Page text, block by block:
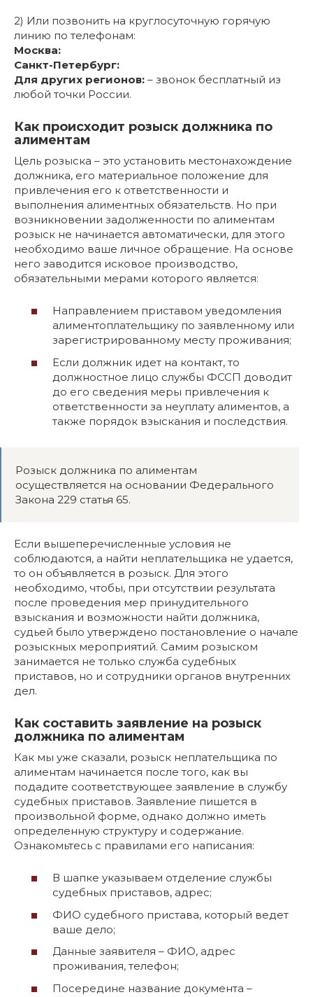
2) Или позвонить на круглосуточную горячую
линию по телефонам:
Москва:
Санкт-Петербург:
Для других регионов: – звонок бесплатный из
любой точки России.
Как происходит розыск должника по
алиментам
Цель розыска – это установить местонахождение
должника, его материальное положение для
привлечения его к ответственности и
выполнения алиментных обязательств. Но при
возникновении задолженности по алиментам
розыск не начинается автоматически, для этого
необходимо ваше личное обращение. На основе
него заводится исковое производство,
обязательными мерами которого является:
Направлением приставом уведомления
алиментоплательщику по заявленному или
зарегистрированному месту проживания;
Если должник идет на контакт, то
должностное лицо службы ФССП доводит
до его сведения меры привлечения к
ответственности за неуплату алиментов, а
также порядок взыскания и последствия.
Розыск должника по алиментам
осуществляется на основании Федерального
Закона 229 статья 65.
Если вышеперечисленные условия не
соблюдаются, а найти неплательщика не удается,
то он объявляется в розыск. Для этого
необходимо, чтобы, при отсутствии результата
после проведения мер принудительного
взыскания и возможности найти должника,
судьей было утверждено постановление о начале
розыскных мероприятий. Самим розыском
занимается не только служба судебных
приставов, но и сотрудники органов внутренних
дел.
Как составить заявление на розыск
должника по алиментам
Как мы уже сказали, розыск неплательщика по
алиментам начинается после того, как вы
подадите соответствующее заявление в службу
судебных приставов. Заявление пишется в
произвольной форме, однако должно иметь
определенную структуру и содержание.
Ознакомьтесь с правилами его написания:
В шапке указываем отделение службы
судебных приставов, адрес;
ФИО судебного пристава, который ведет
ваше дело;
Данные заявителя – ФИО, адрес
проживания, телефон;
Посередине название документа –